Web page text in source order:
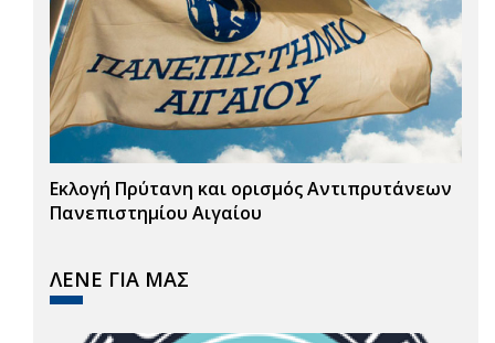
Εκλογή Πρύτανη και ορισμός Αντιπρυτάνεων
Πανεπιστημίου Αιγαίου
ΛΕΝΕ ΓΙΑ ΜΑΣ